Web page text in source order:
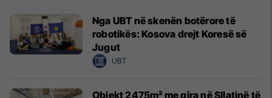
Nga UBT në skenën botërore të
robotikës: Kosova drejt Koresë së
Jugut
UBT
Objekt 2475m² me qira në Sllatinë të